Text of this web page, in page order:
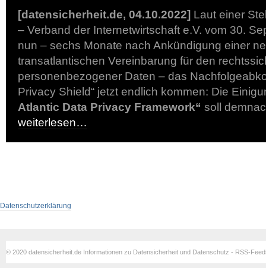
[datensicherheit.de, 04.10.2022] Laut einer
– Verband der Internetwirtschaft e.V. vom 30.
nun – sechs Monate nach Ankündigung einer
transatlantischen Vereinbarung für den
personenbezogener Daten – das
Privacy Shield“ jetzt endlich kommen: Die
Atlantic Data Privacy Framework“ soll
weiterlesen…
Datenschutzerklärung
© 2020 datensicherheit.de Informationen zu Datensicherheit und Datenschutz - RSS-